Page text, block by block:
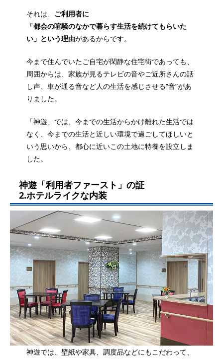
それは、 ご利用者に
「都会の喧騒のなかで暮らす生活を続けてもらいた
い」という理由があるからです。
今まで住んでいたご自宅が閑静な住宅街であっても、
周囲からは、家族が見るテレビの音やご近所さんの話
し声、車が通る音など人の生活を感じさせる”音”があ
りました。
「神遊」では、今までの生活からかけ離れた生活では
なく、今までの生活と近しい環境で過ごしてほしいと
いう思いから、都心に近いこの土地に特養を設立しま
した。
神遊「利用者ファースト」の証
2.ホテルライクな内装
神遊では、壁紙や家具、調度品などにもこだわって、